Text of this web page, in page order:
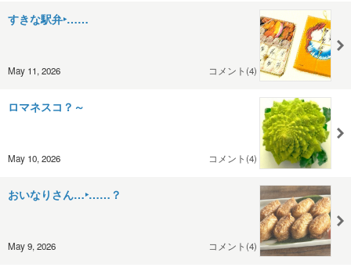
すきな駅弁‣……
May 11, 2026 コメント(4)
ロマネスコ？～
May 10, 2026 コメント(4)
おいなりさん…‣……？
May 9, 2026 コメント(4)